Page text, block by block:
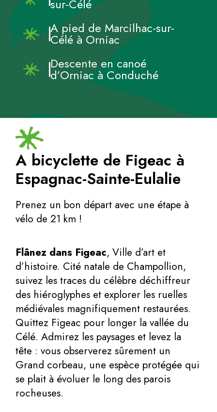
sur-Célé
A pied de Marcilhac-sur-
Célé à Orniac
Descente en canoé
d’Orniac à Conduché
A bicyclette de Figeac à
Espagnac-Sainte-Eulalie
Prenez un bon départ avec une étape à
vélo de 21 km !
Flânez dans Figeac, Ville d’art et
d’histoire. Cité natale de Champollion,
suivez les traces du célèbre déchiffreur
des hiéroglyphes et explorer les ruelles
médiévales magnifiquement restaurées.
Quittez Figeac pour longer la vallée du
Célé. Admirez les paysages et levez la
tête : vous observerez sûrement un
Grand corbeau, une espèce protégée qui
se plait à évoluer le long des parois
rocheuses.